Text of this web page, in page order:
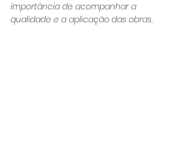
importância de acompanhar a
qualidade e a aplicação das obras.